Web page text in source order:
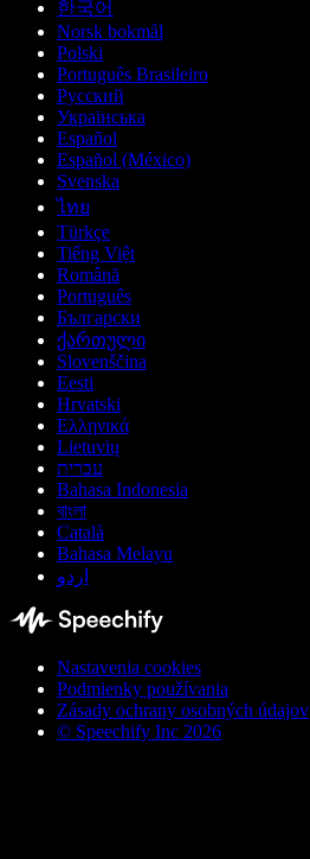
한국어
Norsk bokmål
Polski
Português Brasileiro
Русский
Українська
Español
Español (México)
Svenska
ไทย
Türkçe
Tiếng Việt
Română
Português
Български
ქართული
Slovenščina
Eesti
Hrvatski
Ελληνικά
Lietuvių
עברית
Bahasa Indonesia
বাংলা
Català
Bahasa Melayu
اردو
Nastavenia cookies
Podmienky používania
Zásady ochrany osobných údajov
© Speechify Inc 2026